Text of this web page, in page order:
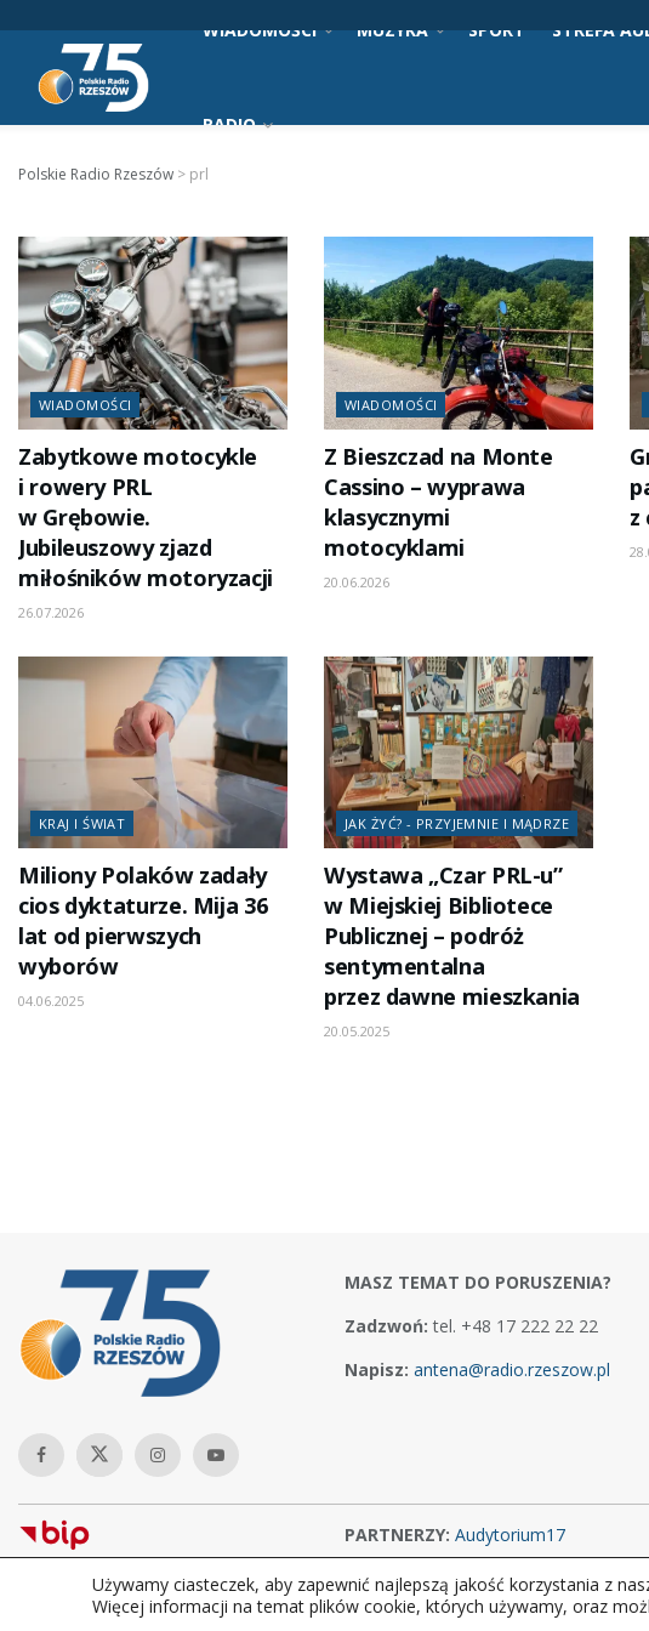
WIADOMOŚCI MUZYKA SPORT STREFA
RADIO
Polskie Radio Rzeszów > prl
WIADOMOŚCI
Zabytkowe motocykle
i rowery PRL
w Grębowie.
Jubileuszowy zjazd
miłośników motoryzacji
26.07.2026
WIADOMOŚCI
Z Bieszczad na Monte
Cassino – wyprawa
klasycznymi
motocyklami
20.06.2026
z
KRAJ I ŚWIAT
Miliony Polaków zadały
cios dyktaturze. Mija 36
lat od pierwszych
wyborów
04.06.2025
JAK ŻYĆ? - PRZYJEMNIE I MĄDRZE
Wystawa „Czar PRL-u”
w Miejskiej Bibliotece
Publicznej – podróż
sentymentalna
przez dawne mieszkania
20.05.2025
MASZ TEMAT DO PORUSZENIA?
Zadzwoń: tel. +48 17 222 22 22
Napisz: antena@radio.rzeszow.pl
PARTNERZY: Audytorium17
Copyright © 2026Polskie Radio Rzeszów S.A. w likwidacj. Wszelkie prawa
Używamy ciasteczek, aby zapewnić najlepszą jakość korzystania z
Więcej informacji na temat plików cookie, których używamy, oraz